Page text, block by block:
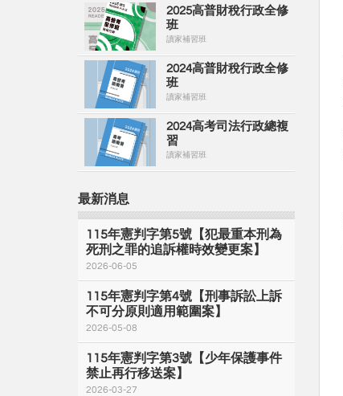
2025高普財稅行政全修
班
讀家補習班
2024高普財稅行政全修
班
讀家補習班
2024高考司法行政總複
習
讀家補習班
最新消息
115年憲判字第5號【犯最重本刑為
死刑之罪的追訴權時效變更案】
2026-06-05
115年憲判字第4號【刑事訴訟上訴
不可分原則適用範圍案】
2026-05-08
115年憲判字第3號【少年保護事件
禁止再行移送案】
2026-03-27